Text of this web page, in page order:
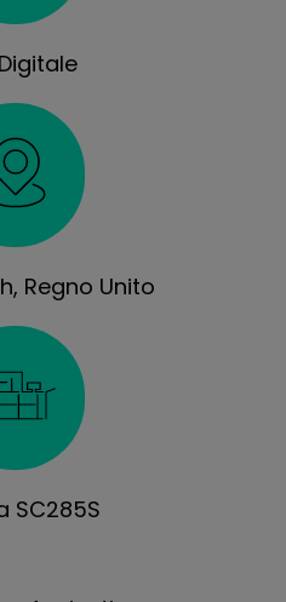
Regno Unito
SC285S